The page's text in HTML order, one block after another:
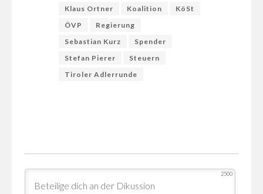
Klaus Ortner
Koalition
KöSt
ÖVP
Regierung
Sebastian Kurz
Spender
Stefan Pierer
Steuern
Tiroler Adlerrunde
2500